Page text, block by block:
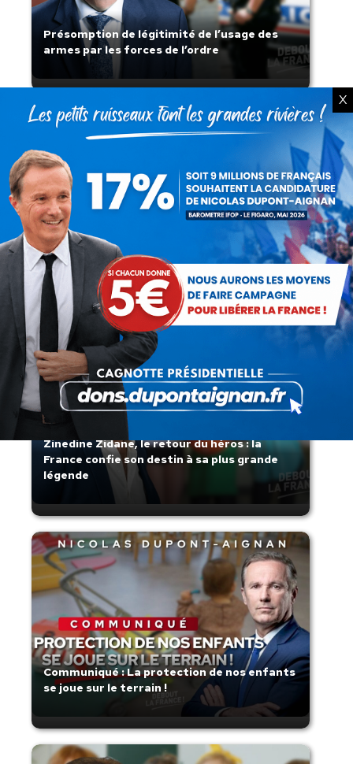
Présomption de légitimité de l’usage des
armes par les forces de l’ordre
Lorsque tout flambe et que l’État
s’affaisse.
Zinedine Zidane, le retour du héros : la
France confie son destin à sa plus grande
légende
Communiqué : La protection de nos enfants
se joue sur le terrain !
X